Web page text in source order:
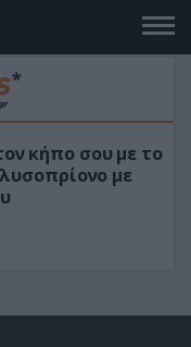
κήπο σου με το
με